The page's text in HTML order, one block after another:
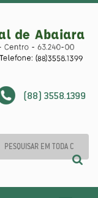
(88) 3558.1399